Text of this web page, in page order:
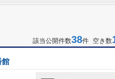
該当公開件数38件 空き数
館